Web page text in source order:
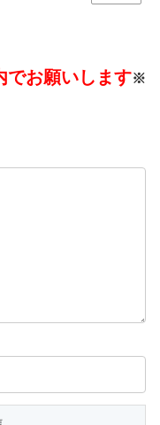
でお願いします※